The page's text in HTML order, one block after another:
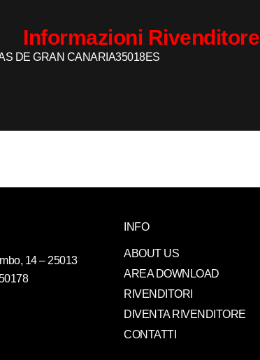
Informazioni Rivenditore
DE GRAN CANARIA35018ES
14 – 25013
INFO
ABOUT US
AREA DOWNLOAD
RIVENDITORI
DIVENTA RIVENDITORE
CONTATTI